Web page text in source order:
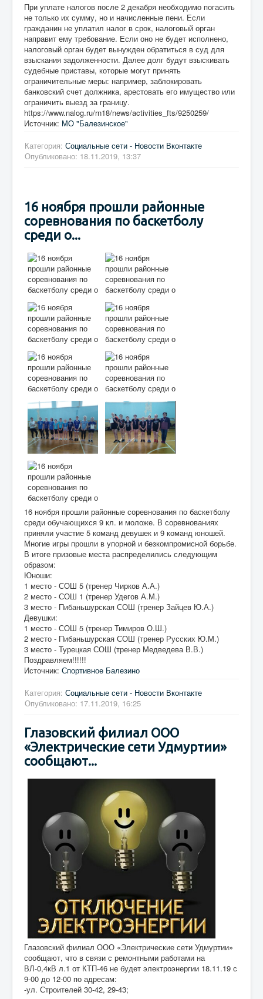
При уплате налогов после 2 декабря необходимо погасить
не только их сумму, но и начисленные пени. Если
гражданин не уплатил налог в срок, налоговый орган
направит ему требование. Если оно не будет исполнено,
налоговый орган будет вынужден обратиться в суд для
взыскания задолженности. Далее долг будут взыскивать
судебные приставы, которые могут принять
ограничительные меры: например, заблокировать
банковский счет должника, арестовать его имущество или
ограничить выезд за границу.
https://www.nalog.ru/rn18/news/activities_fts/9250259/
Источник: МО "Балезинское"
Категория: Социальные сети - Новости Вконтакте
Опубликовано: 18.11.2019, 13:37
16 ноября прошли районные
соревнования по баскетболу
среди о...
16 ноября прошли районные соревнования по баскетболу
среди обучающихся 9 кл. и моложе. В соревнованиях
приняли участие 5 команд девушек и 9 команд юношей.
Многие игры прошли в упорной и безкомпромисной борьбе.
В итоге призовые места распределились следующим
образом:
Юноши:
1 место - СОШ 5 (тренер Чирков А.А.)
2 место - СОШ 1 (тренер Удегов А.М.)
3 место - Пибаньшурская СОШ (тренер Зайцев Ю.А.)
Девушки:
1 место - СОШ 5 (тренер Тимиров О.Ш.)
2 место - Пибаньшурская СОШ (тренер Русских Ю.М.)
3 место - Турецкая СОШ (тренер Медведева В.В.)
Поздравляем!!!!!!
Источник: Спортивное Балезино
Категория: Социальные сети - Новости Вконтакте
Опубликовано: 17.11.2019, 16:25
Глазовский филиал ООО
«Электрические сети Удмуртии»
сообщают...
Глазовский филиал ООО «Электрические сети Удмуртии»
сообщают, что в связи с ремонтными работами на
ВЛ-0,4кВ л.1 от КТП-46 не будет электроэнергии 18.11.19 с
9-00 до 12-00 по адресам:
-ул. Строителей 30-42, 29-43;